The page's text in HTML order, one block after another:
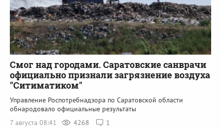
Смог над городами. Саратовские санврачи
официально признали загрязнение воздуха
"Ситиматиком"
Управление Роспотребнадзора по Саратовской области
обнародовало официальные результаты
7 августа 08:41
4268 1